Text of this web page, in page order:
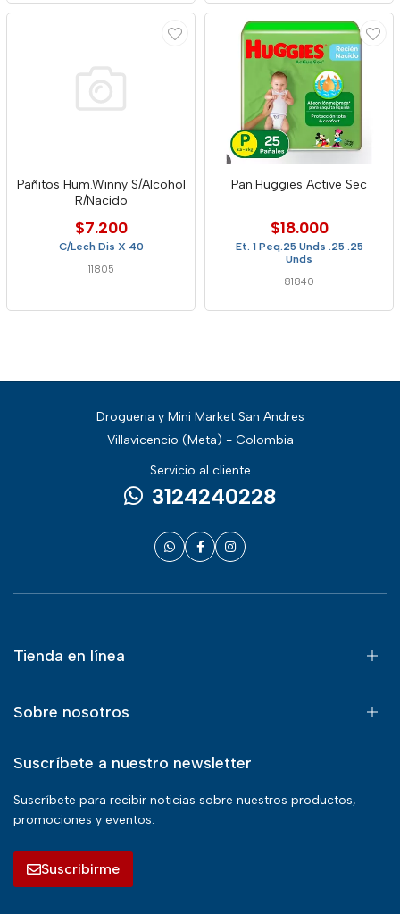
Pañitos Hum.Winny S/Alcohol
R/Nacido
$7.200
C/Lech Dis X 40
11805
Pan.Huggies Active Sec
$18.000
Et. 1 Peq.25 Unds .25 .25
Unds
81840
Drogueria y Mini Market San Andres
Villavicencio (Meta) - Colombia
Servicio al cliente
3124240228
Tienda en línea
Sobre nosotros
Suscríbete a nuestro newsletter
Suscríbete para recibir noticias sobre nuestros productos,
promociones y eventos.
Suscribirme